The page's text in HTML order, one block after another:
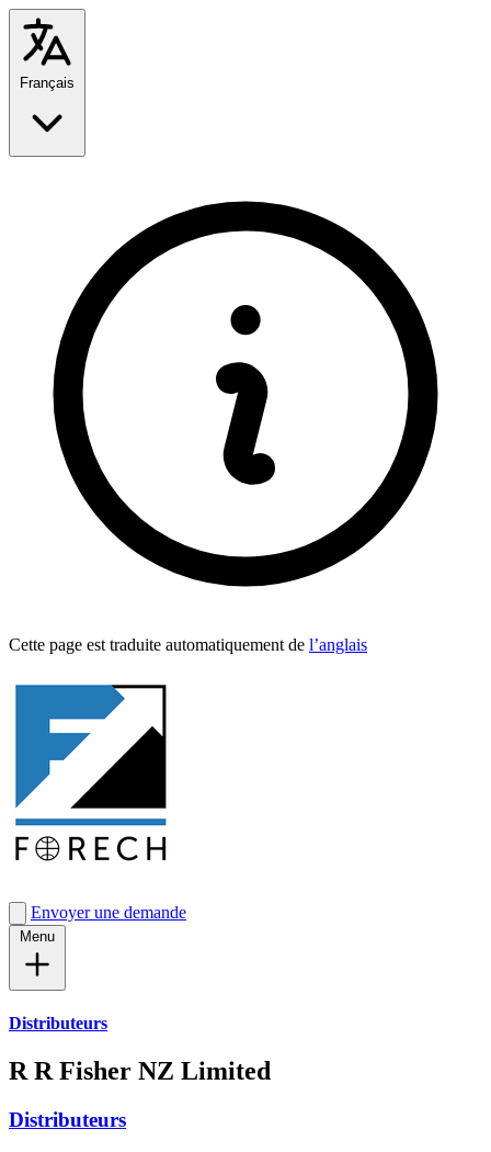
Cette page est traduite automa­tique­ment de l’anglais
Envoyer une demande
Distributeurs
R R Fisher NZ Limited
Distributeurs